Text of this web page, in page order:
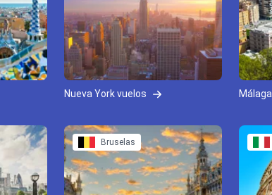
Nueva York vuelos
Bruselas